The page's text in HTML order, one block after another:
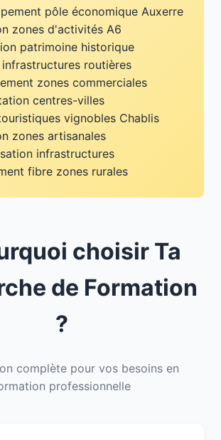
pôle économique Auxerre
zones d'activités A6
patrimoine historique
infrastructures routières
zones commerciales
centres-villes
vignobles Chablis
zones artisanales
infrastructures
fibre zones rurales
choisir Ta
de Formation
?
complète pour vos besoins en
professionnelle